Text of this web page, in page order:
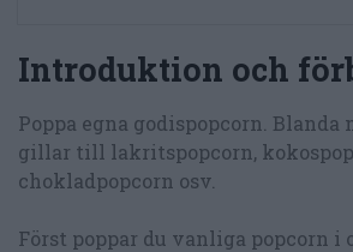
Introduktion och
Poppa egna godispopcorn. Blanda
gillar till lakritspopcorn,
chokladpopcorn osv.
Först poppar du vanliga popcorn i